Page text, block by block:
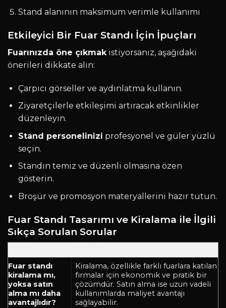
Stand alanının maksimum verimle kullanımı
Etkileyici Bir Fuar Standı İçin İpuçları
Fuarınızda öne çıkmak istiyorsanız, aşağıdaki
önerileri dikkate alın:
Çarpıcı görseller ve aydınlatma kullanın.
Ziyaretçilerle etkileşimi artıracak etkinlikler
düzenleyin.
Stand personelinizi profesyonel ve güler yüzlü
seçin.
Standın temiz ve düzenli olmasına özen
gösterin.
Broşür ve promosyon materyallerini hazır tutun.
Fuar Standı Tasarımı ve Kiralama ile İlgili
Sıkça Sorulan Sorular
Fuar standı
kiralama mı,
yoksa satın
alma mı daha
avantajlıdır?
Kiralama, özellikle farklı fuarlara katılan
firmalar için ekonomik ve pratik bir
çözümdür. Satın alma ise uzun vadeli
kullanımlarda maliyet avantajı
sağlayabilir.